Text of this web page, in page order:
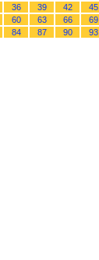
36 39 42
45
60 63 66
69
84 87 90 93